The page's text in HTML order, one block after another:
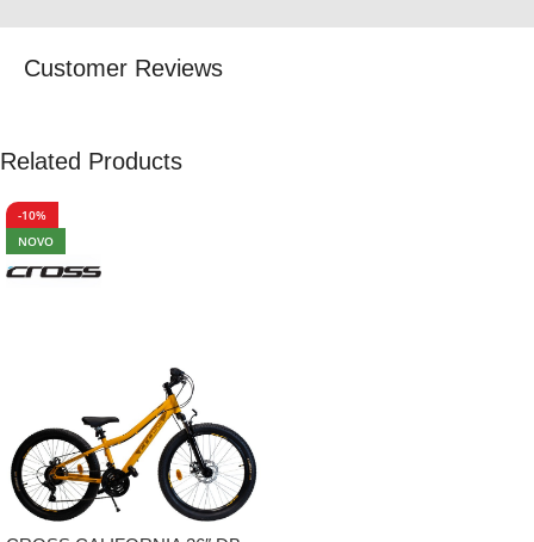
Customer Reviews
Related Products
-10%
NOVO